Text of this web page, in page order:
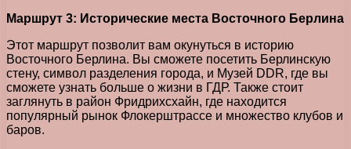
Маршрут 3: Исторические места Восточного Берлина
Этот маршрут позволит вам окунуться в историю
Восточного Берлина. Вы сможете посетить Берлинскую
стену, символ разделения города, и Музей DDR, где вы
сможете узнать больше о жизни в ГДР. Также стоит
заглянуть в район Фридрихсхайн, где находится
популярный рынок Флокерштрассе и множество клубов и
баров.